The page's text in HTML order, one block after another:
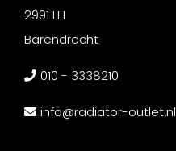
2991 LH
Barendrecht
010 - 3338210
info@radiator-outlet.nl